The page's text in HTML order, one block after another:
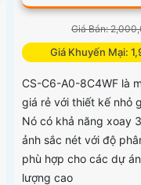
Giá Bán:
Giá Khuyến Mại:
CS-C6-A0-8C4WF là
giá rẻ với thiết kế nhỏ
Nó có khả năng xoay
ảnh sắc nét với độ
phù hợp cho các dự
lượng cao